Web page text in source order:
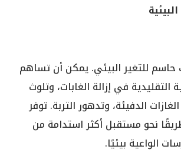
للتغير البيئي. يمكن أن تساهم
التقليدية في إزالة الغابات، وتلوث
الدفيئة، وتدهور التربة. توفر
نحو مستقبل أكثر استدامة من
الواعية بيئيًا.